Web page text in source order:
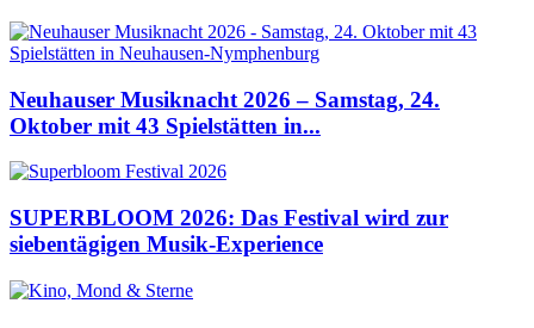
Neuhauser Musiknacht 2026 – Samstag, 24.
Oktober mit 43 Spielstätten in...
SUPERBLOOM 2026: Das Festival wird zur
siebentägigen Musik-Experience